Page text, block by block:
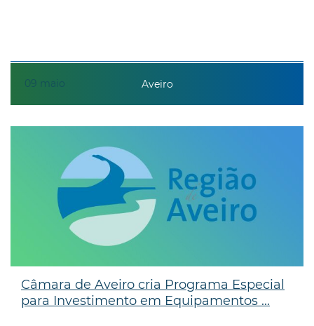
09 maio Aveiro
Câmara de Aveiro cria Programa Especial
para Investimento em Equipamentos ...